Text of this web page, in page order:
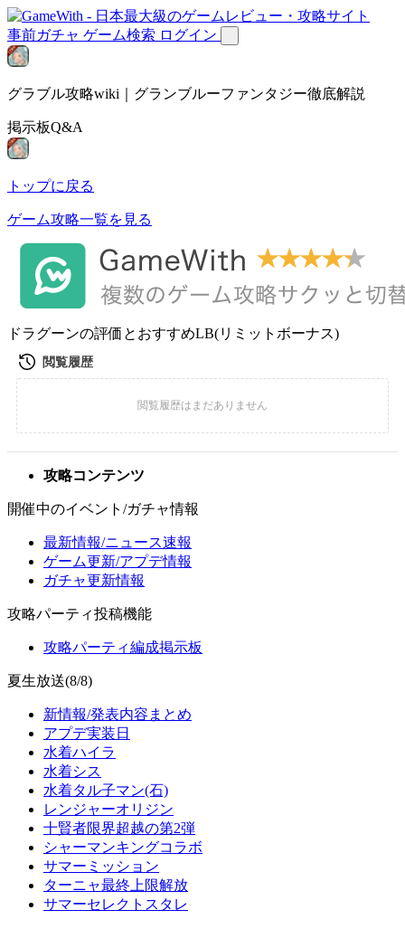
事前ガチャ ゲーム検索 ログイン
グラブル攻略wiki｜グランブルーファンタジー徹底解説
掲示板Q&A
トップに戻る
ゲーム攻略一覧を見る
ドラグーンの評価とおすすめLB(リミットボーナス)
攻略コンテンツ
開催中のイベント/ガチャ情報
最新情報/ニュース速報
ゲーム更新/アプデ情報
ガチャ更新情報
攻略パーティ投稿機能
攻略パーティ編成掲示板
夏生放送(8/8)
新情報/発表内容まとめ
アプデ実装日
水着ハイラ
水着シス
水着タル子マン(石)
レンジャーオリジン
十賢者限界超越の第2弾
シャーマンキングコラボ
サマーミッション
ターニャ最終上限解放
サマーセレクトスタレ